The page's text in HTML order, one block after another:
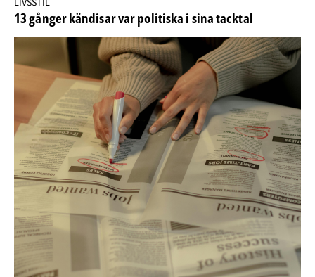
LIVSSTIL
13 gånger kändisar var politiska i sina tacktal